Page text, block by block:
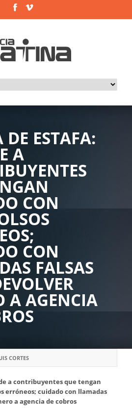
DE ESTAFA:
A
CON
CON
FALSAS
A AGENCIA
CORTES
a contribuyentes que tengan
erróneos; cuidado con llamadas
a agencia de cobros